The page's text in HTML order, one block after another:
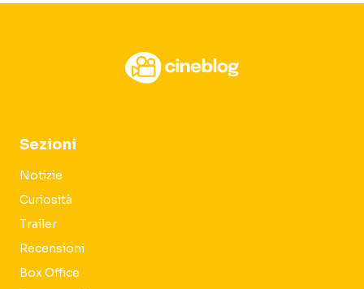
Sezioni
Notizie
Curiosità
Trailer
Recensioni
Box Office